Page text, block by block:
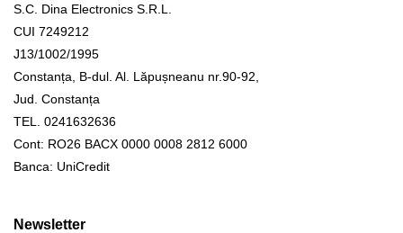
S.C. Dina Electronics S.R.L.
CUI 7249212
J13/1002/1995
Constanța, B-dul. Al. Lăpușneanu nr.90-92,
Jud. Constanța
TEL. 0241632636
Cont: RO26 BACX 0000 0008 2812 6000
Banca: UniCredit
Newsletter